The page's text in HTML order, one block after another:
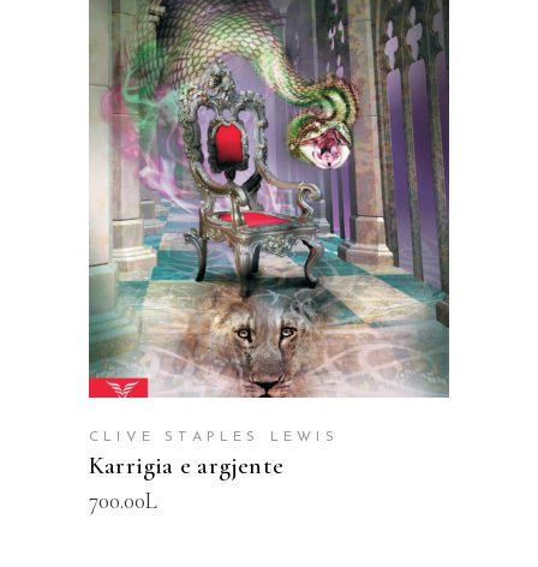
SHTOJE NË SHPORTË
CLIVE STAPLES LEWIS
Karrigia e argjente
700.00L